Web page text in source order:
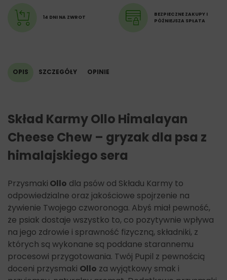
14 DNI NA ZWROT
BEZPIECZNE ZAKUPY I
PÓŹNIEJSZA SPŁATA
OPIS SZCZEGÓŁY OPINIE
Skład Karmy Ollo Himalayan
Cheese Chew – gryzak dla psa z
himalajskiego sera
Przysmaki Ollo dla psów od Składu Karmy to
odpowiedzialne oraz jakościowe spojrzenie na
żywienie Twojego czworonoga. Abyś miał pewność,
że psiak dostaje wszystko to, co pozytywnie wpływa
na jego zdrowie i sprawność fizyczną, składniki, z
których są wykonane są poddane starannemu
procesowi przygotowania. Twój Pupil z pewnością
doceni przysmaki Ollo za wyjątkowy smak i